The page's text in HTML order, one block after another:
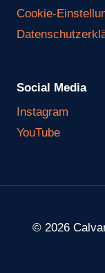
Cookie-
Social Media
Instagram
YouTube
© 2026